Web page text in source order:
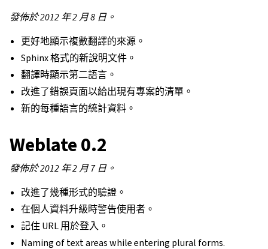
發佈於 2012 年 2 月 8 日。
更好地顯示複數翻譯的來源。
Sphinx 格式的新說明文件。
翻譯時顯示第二語言。
改進了錯誤頁面以給出現有專案的清單。
新的每種語言的統計資料。
Weblate 0.2
發佈於 2012 年 2 月 7 日。
改進了幾種形式的驗證。
在個人資料升級時警告使用者。
記住 URL 用於登入。
Naming of text areas while entering plural forms.